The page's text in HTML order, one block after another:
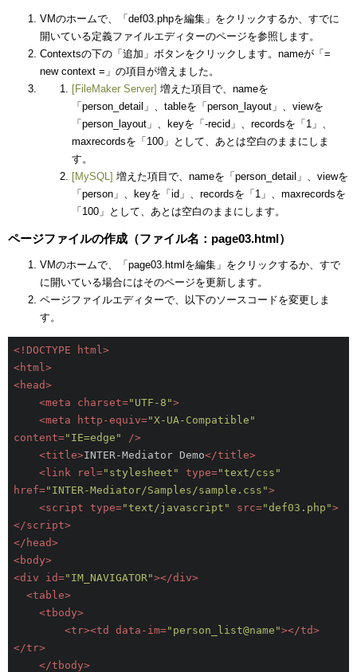
VMのホームで、「def03.phpを編集」をクリックするか、すでに
開いている定義ファイルエディターのページを参照します。
Contextsの下の「追加」ボタンをクリックします。nameが「=
new context =」の項目が増えました。
[FileMaker Server] 増えた項目で、nameを
「person_detail」、tableを「person_layout」、viewを
「person_layout」、keyを「-recid」、recordsを「1」、
maxrecordsを「100」として、あとは空白のままにしま
す。
[MySQL] 増えた項目で、nameを「person_detail」、viewを
「person」、keyを「id」、recordsを「1」、maxrecordsを
「100」として、あとは空白のままにします。
ページファイルの作成（ファイル名：page03.html）
VMのホームで、「page03.htmlを編集」をクリックするか、すで
に開いている場合にはそのページを更新します。
ページファイルエディターで、以下のソースコードを変更しま
す。
<!DOCTYPE html>
<html>
<head>
<meta charset="UTF-8">
<meta http-equiv="X-UA-Compatible"
content="IE=edge" />
<title>INTER-Mediator Demo</title>
<link rel="stylesheet" type="text/css"
href="INTER-Mediator/Samples/sample.css">
<script type="text/javascript" src="def03.php">
</script>
</ head>
<body>
<div id="IM_NAVIGATOR"></div>
<table>
<tbody>
<tr><td data-im="person_list@name"></td>
</tr>
</tbody>